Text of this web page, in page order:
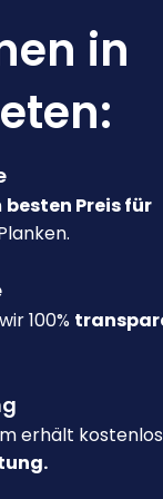
in
besten Preis für
100%
erhält kostenlos